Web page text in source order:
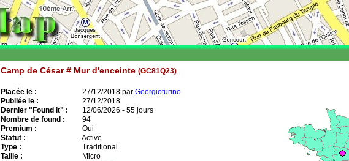
Camp de César # Mur d'enceinte (GC81Q23)
Placée le : 27/12/2018 par Georgioturino
Publiée le :
27/12/2018
Dernier "Found it" :
12/06/2026 - 55 jours
Nombre de found :
94
Premium :
Oui
Statut :
Active
Type :
Traditional
Taille :
Micro